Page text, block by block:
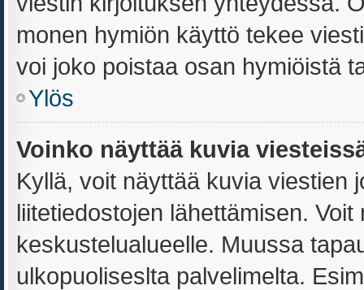
monen hymiön käyttö tekee
voi joko poistaa osan hymiöistä
Ylös
Voinko näyttää kuvia
Kyllä, voit näyttää kuvia viestien
liitetiedostojen lähettämisen.
keskustelualueelle. Muussa
ulkopuoliseslta palvelimelta.